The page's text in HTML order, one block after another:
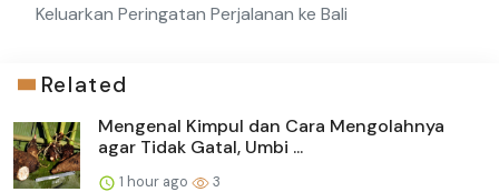
Keluarkan Peringatan Perjalanan ke Bali
Related
Mengenal Kimpul dan Cara Mengolahnya
agar Tidak Gatal, Umbi ...
1 hour ago 3